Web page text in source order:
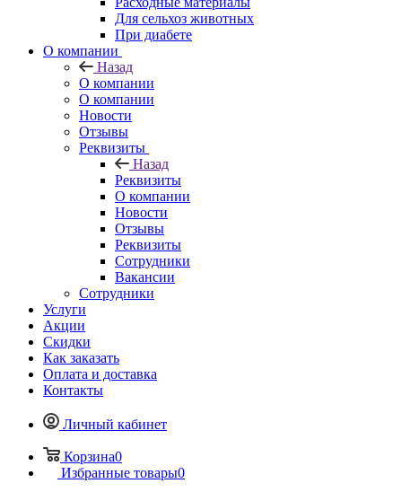
Для сельхоз животных
При диабете
О компании
Назад
О компании
О компании
Новости
Отзывы
Реквизиты
Назад
Реквизиты
О компании
Новости
Отзывы
Реквизиты
Сотрудники
Вакансии
Сотрудники
Услуги
Акции
Скидки
Как заказать
Оплата и доставка
Контакты
Личный кабинет
Корзина0
Избранные товары0